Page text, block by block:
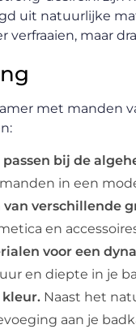
uit natuurlijke
verfraaien, maar
met manden
bij de
in een
verschillende
en
voor een
en diepte in je
kleur. Naast het
aan je